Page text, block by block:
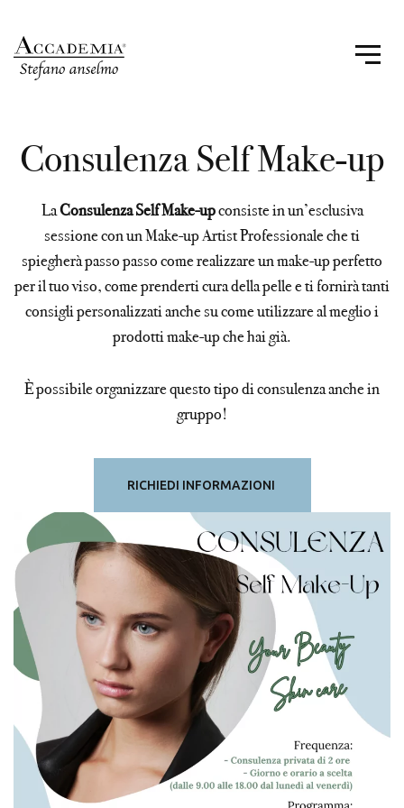
Consulenza Self Make-up
LaConsulenza Self Make-upconsiste in un’esclusiva
sessione con un Make-up Artist Professionale che ti
spiegherà passo passo come realizzare un make-up perfetto
per il tuo viso, come prenderti cura della pelle e ti fornirà tanti
consigli personalizzati anche su come utilizzare al meglio i
prodotti make-up che hai già.
È possibile organizzare questo tipo di consulenza anche in
gruppo!
RICHIEDI INFORMAZIONI